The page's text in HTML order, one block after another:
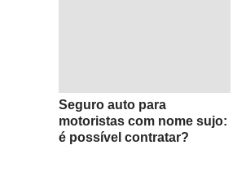
Seguro auto para
motoristas com nome sujo:
é possível contratar?